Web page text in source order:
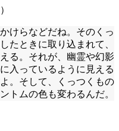
けらなどだね。そのくっ
たときに取り込まれて、
る。それが、幽霊や幻影
入っているように見える
。そして、くっつくもの
トムの色も変わるんだ。